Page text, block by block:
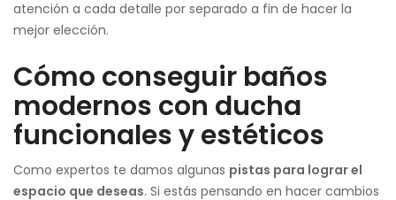
atención a cada detalle por separado a fin de hacer la
mejor elección.
Cómo conseguir baños
modernos con ducha
funcionales y estéticos
Como expertos te damos algunas pistas para lograr el
espacio que deseas. Si estás pensando en hacer cambios